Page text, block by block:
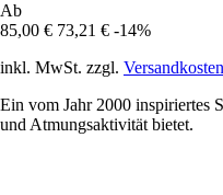
Ab
85,00 € 73,21 € -14%
inkl. MwSt. zzgl. Versandkosten
Ein vom Jahr 2000 inspiriertes
und Atmungsaktivität bietet.